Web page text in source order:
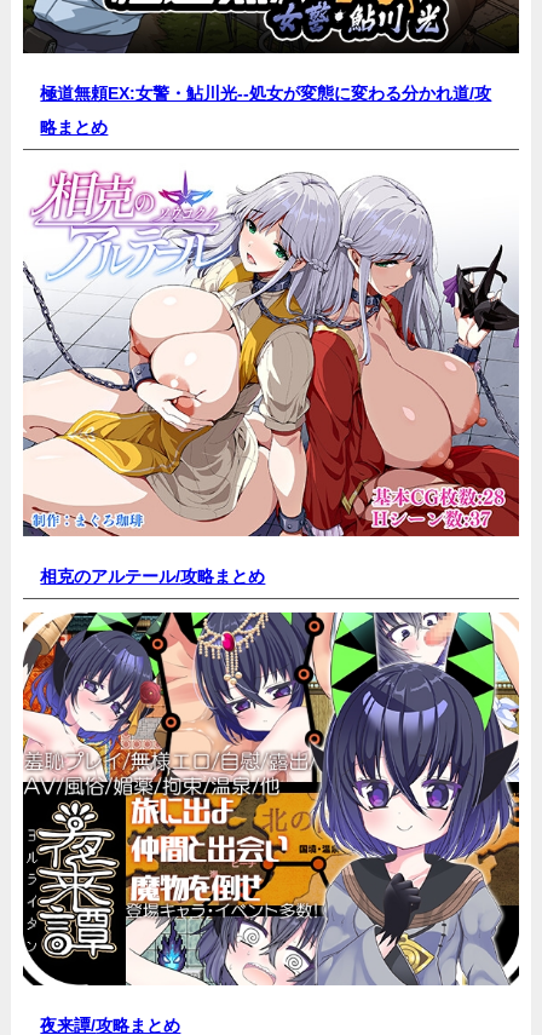
極道無頼EX:女警・鮎川光--処女が変態に変わる分かれ道/攻
略まとめ
相克のアルテール/攻略まとめ
夜来譚/攻略まとめ